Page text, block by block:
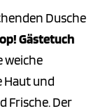
Dusche
Gästetuch
weiche
Haut und
Frische. Der